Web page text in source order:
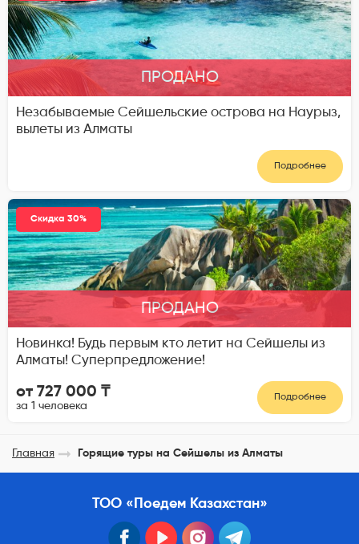
ПРОДАНО
Незабываемые Сейшельские острова на Наурыз,
вылеты из Алматы
Подробнее
Скидка 30%
ПРОДАНО
Новинка! Будь первым кто летит на Сейшелы из
Алматы! Суперпредложение!
от 727 000 ₸
за 1 человека
Подробнее
Главная Горящие туры на Сейшелы из Алматы
ТОО «Поедем Казахстан»
facebook youtube instagram